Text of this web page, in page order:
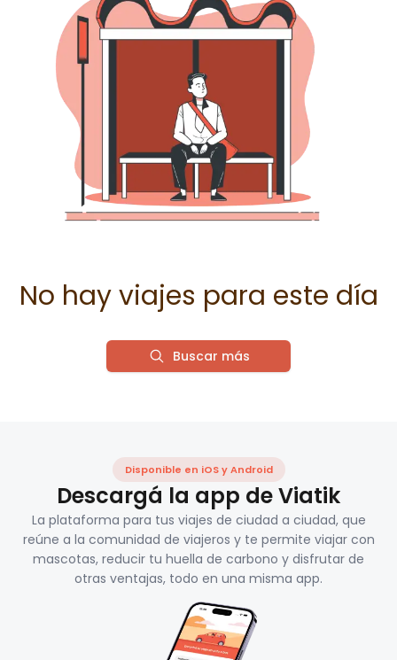
No hay viajes para este día
Buscar más
Disponible en iOS y Android
Descargá la app de Viatik
La plataforma para tus viajes de ciudad a ciudad, que
reúne a la comunidad de viajeros y te permite viajar con
mascotas, reducir tu huella de carbono y disfrutar de
otras ventajas, todo en una misma app.